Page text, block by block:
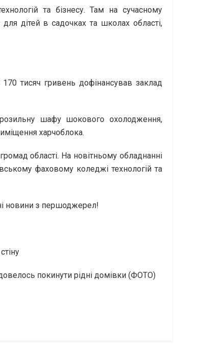
та бізнесу. Там на сучасному
дітей в садочках та школах області,
тисяч гривень дофінансував заклад
шафу шокового охолодження,
харчоблока.
області. На новітньому обладнанні
фаховому коледжі технологій та
новини з першоджерел!
покинути рідні домівки (ФОТО)